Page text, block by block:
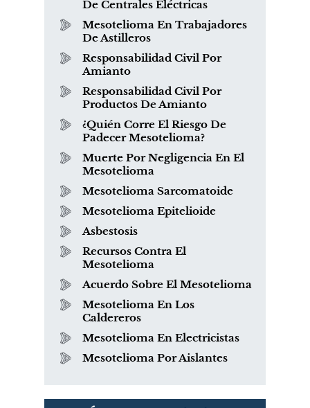
De Centrales Eléctricas
Mesotelioma En Trabajadores
De Astilleros
Responsabilidad Civil Por
Amianto
Responsabilidad Civil Por
Productos De Amianto
¿Quién Corre El Riesgo De
Padecer Mesotelioma?
Muerte Por Negligencia En El
Mesotelioma
Mesotelioma Sarcomatoide
Mesotelioma Epitelioide
Asbestosis
Recursos Contra El
Mesotelioma
Acuerdo Sobre El Mesotelioma
Mesotelioma En Los
Caldereros
Mesotelioma En Electricistas
Mesotelioma Por Aislantes